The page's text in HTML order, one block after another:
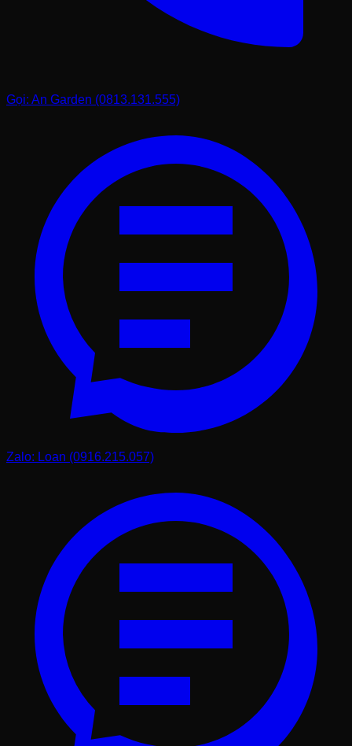
Gọi: An Garden (0813.131.555)
Zalo: Loan (0916.215.057)